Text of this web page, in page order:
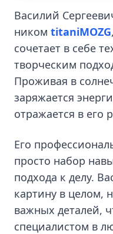
Василий
ником titaniMOZG
сочетает в себе
творческим
Проживая в
заряжается
отражается в его
Его
просто набор
подхода к делу.
картину в целом,
важных деталей,
специалистом в